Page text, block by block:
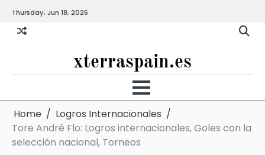
content
Thursday, Jun 18, 2026
xterraspain.es
Home
Logros Internacionales
Tore André Flo: Logros internacionales, Goles con la
selección nacional, Torneos